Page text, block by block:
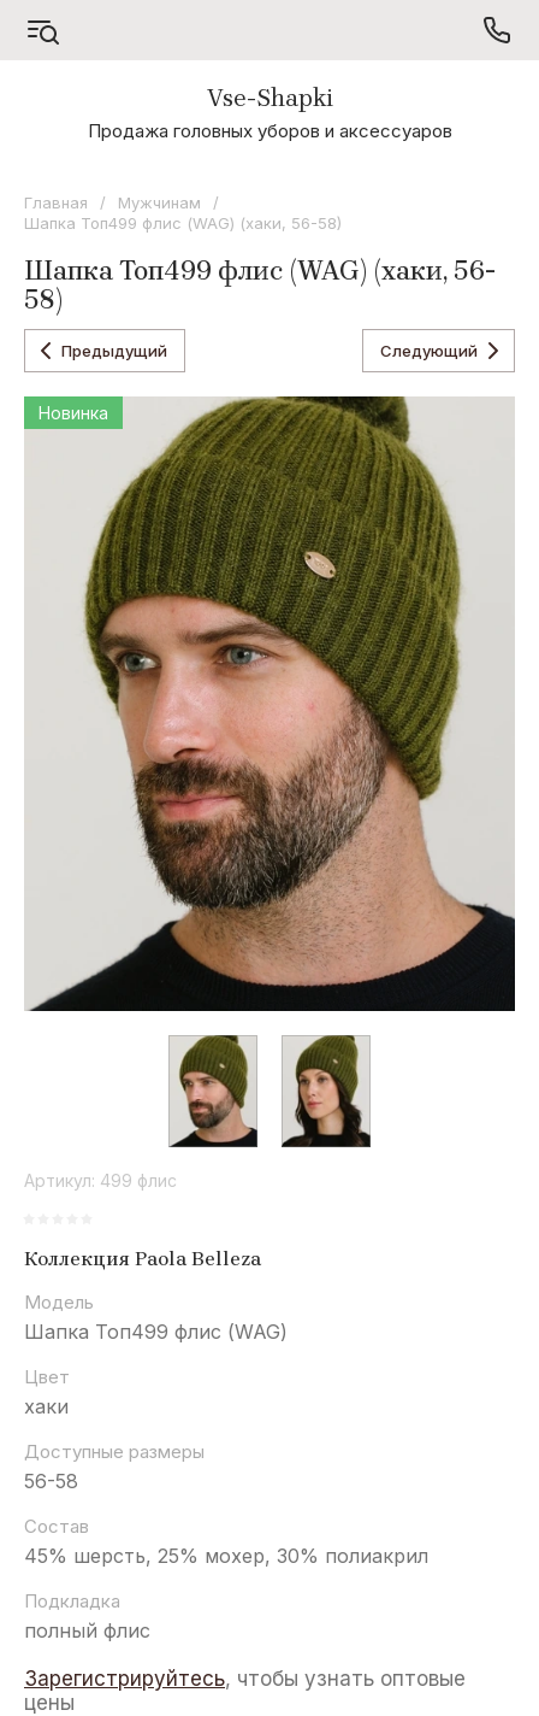
А - Я
Odyssey
Oxygon
Коллекция
Коллекция
Коллекция
Коллекция
Concept
Коллекция
Paola
Belleza
Vse-Shapki
Продажа головных уборов и аксессуаров
Главная / Мужчинам
/
Шапка Топ499 флис (WAG) (хаки, 56-58)
Шапка Топ499 флис (WAG) (хаки, 56-
58)
Предыдущий Следующий
Новинка
Артикул: 499 флис
Коллекция Paola Belleza
Модель
Шапка Топ499 флис (WAG)
Цвет
хаки
Доступные размеры
56-58
Состав
45% шерсть, 25% мохер, 30% полиакрил
Подкладка
полный флис
Зарегистрируйтесь, чтобы узнать оптовые
цены